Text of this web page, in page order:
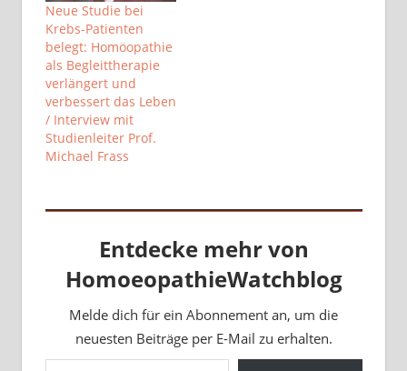
Neue Studie bei
Krebs-Patienten
belegt: Homöopathie
als Begleittherapie
verlängert und
verbessert das Leben
/ Interview mit
Studienleiter Prof.
Michael Frass
Entdecke mehr von
HomoeopathieWatchblog
Melde dich für ein Abonnement an, um die
neuesten Beiträge per E-Mail zu erhalten.
Gib deine E-Mail-Adresse ein ...